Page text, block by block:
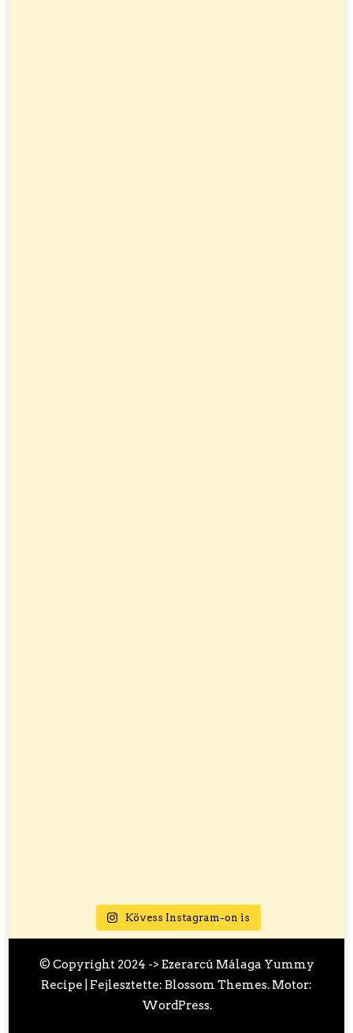
Kövess Instagram-on is
© Copyright 2024 -> Ezerarcú Málaga Yummy
Recipe | Fejlesztette: Blossom Themes. Motor:
WordPress.